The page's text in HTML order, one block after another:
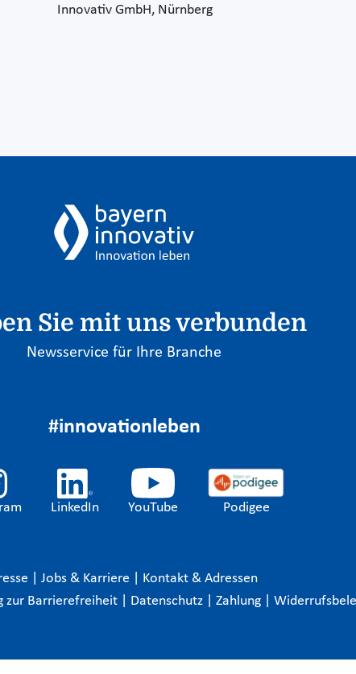
Innovativ GmbH, Nürnberg
Sie mit uns verbunden
Newsservice für Ihre Branche
#innovationleben
LinkedIn YouTube Podigee
Jobs & Karriere
Kontakt & Adressen
zur Barrierefreiheit Datenschutz Zahlung